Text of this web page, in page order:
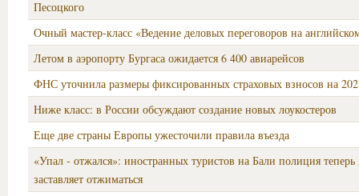
Песоцкого
Очный мастер-класс «Ведение деловых переговоров на
Летом в аэропорту Бургаса ожидается 6 400 авиарейсов
ФНС уточнила размеры фиксированных страховых взносов на
Ниже класс: в России обсуждают создание новых лоукостеров
Еще две страны Европы ужесточили правила въезда
«Упал - отжался»: иностранных туристов на Бали полиция
заставляет отжиматься